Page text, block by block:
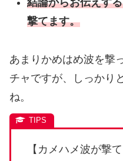
結論からお伝えす
撃てます。
あまりかめはめ波を撃
チャですが、しっかり
ね。
【カメハメ波が撃